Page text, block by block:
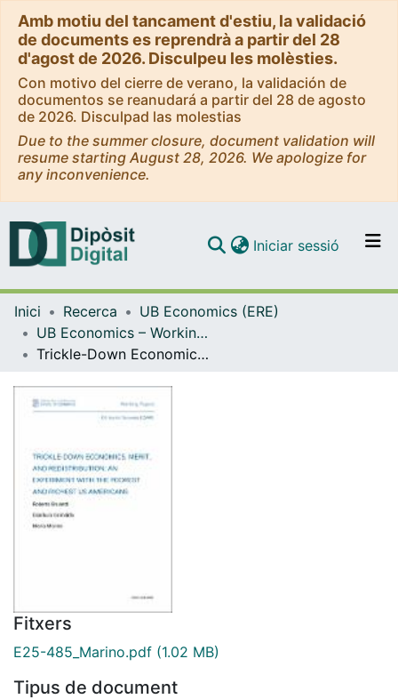
Amb motiu del tancament d'estiu, la validació
de documents es reprendrà a partir del 28
d'agost de 2026. Disculpeu les molèsties.
Con motivo del cierre de verano, la validación de
documentos se reanudará a partir del 28 de agosto
de 2026. Disculpad las molestias
Due to the summer closure, document validation will
resume starting August 28, 2026. We apologize for
any inconvenience.
Navega per tot el DD
Com publicar
Iniciar sessió (current)
Inici Recerca
UB Economics (ERE)
UB Economics – Working Papers [ERE]
Trickle-Down Economics, Merit, and Redistribution: An Experiment with the Poorest and Richest US Americans
Fitxers
E25-485_Marino.pdf (1.02 MB)
Tipus de document